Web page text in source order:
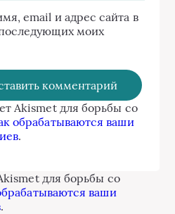
email и адрес сайта в
моих
Akismet для борьбы со
обрабатываются ваши
.
для борьбы со
ваши
.